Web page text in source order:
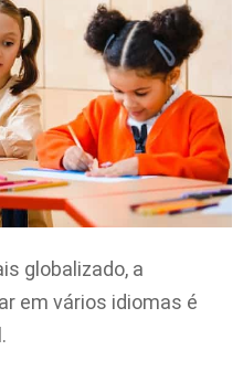
globalizado, a
em vários idiomas é